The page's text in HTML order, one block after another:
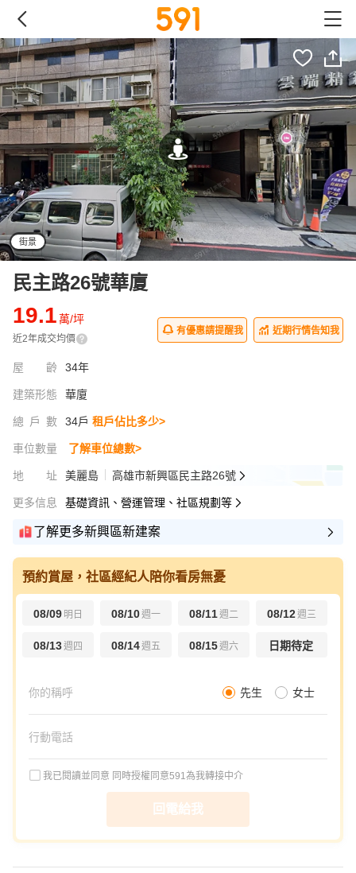
街景
民主路26號華廈
19.1萬/坪
近2年成交均價
有優惠請提醒我 近期行情告知我
屋齡 34年
建築形態 華廈
總戶數 34戶 租戶佔比多少>
車位數量 了解車位總數>
地址 美麗島 高雄市新興區民主路26號
更多信息 基礎資訊、營運管理、社區規劃等
了解更多新興區新建案
預約賞屋，社區經紀人陪你看房無憂
08/09 明日 08/10週一 08/11週二 08/12週三
08/13週四 08/14週五 08/15週六 日期待定
先生 女士
我已閱讀並同意 同時授權同意591為我轉接中介
回電給我